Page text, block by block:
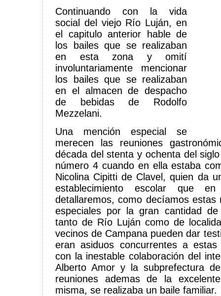
Continuando con la vida
social del viejo Río Luján, en
el capitulo anterior hable de
los bailes que se realizaban
en esta zona y omití
involuntariamente mencionar
los bailes que se realizaban
en el almacen de despacho
de bebidas de Rodolfo
Mezzelani.
Una mención especial se
merecen las reuniones
década del stenta y ochenta del
número 4 cuando en ella estaba
Nicolina Cipitti de Clavel, quien da
establecimiento escolar que en
detallaremos, como decíamos estas
especiales por la gran cantidad
tanto de Río Luján como de
vecinos de Campana pueden dar
eran asiduos concurrentes a
con la inestable colaboración del
Alberto Amor y la subprefectura
reuniones ademas de la
misma, se realizaba un baile familiar.